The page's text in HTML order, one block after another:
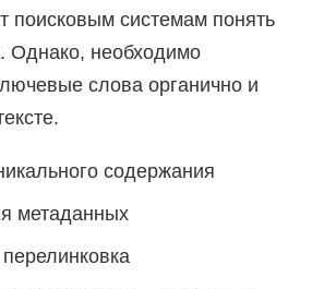
поисковым системам понять
Однако, необходимо
слова органично и
содержания
метаданных